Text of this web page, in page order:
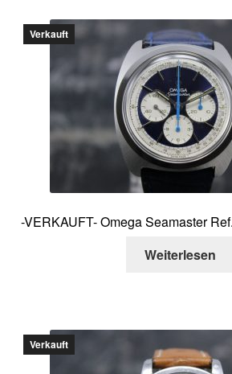
Verkauft
-VERKAUFT- Omega Seamaster
Weiterlesen
Verkauft